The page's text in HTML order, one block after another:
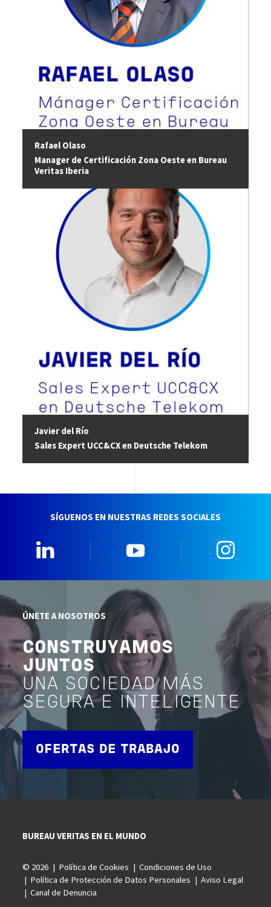
Rafael Olaso
Manager de Certificación Zona Oeste en Bureau
Veritas Iberia
Javier del Río
Sales Expert UCC&CX en Deutsche Telekom
SÍGUENOS EN NUESTRAS REDES SOCIALES
ÚNETE A NOSOTROS
CONSTRUYAMOS
JUNTOS
UNA SOCIEDAD MÁS
SEGURA E INTELIGENTE
OFERTAS DE TRABAJO
BUREAU VERITAS EN EL MUNDO
© 2026 Política de Cookies
Condiciones de Uso
Política de Protección de Datos Personales
Aviso Legal
Canal de Denuncia